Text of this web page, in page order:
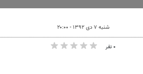
شنبه ۷ دی ۱۳۹۲ - ۲۰:۰۰
۰ نفر